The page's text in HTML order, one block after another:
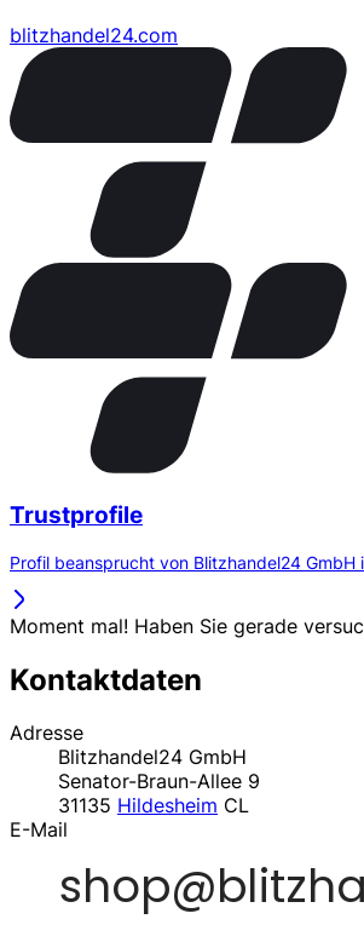
blitzhandel24.com
Trustprofile
Profil beansprucht von Blitzhandel24 GmbH
Moment mal! Haben Sie gerade
Kontaktdaten
Adresse
Blitzhandel24 GmbH
Senator-Braun-Allee 9
31135 Hildesheim CL
E-Mail